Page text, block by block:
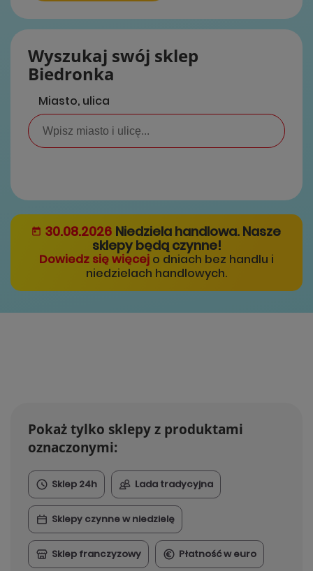
Wyszukaj swój sklep
Biedronka
Miasto, ulica
30.08.2026 Niedziela handlowa. Nasze
sklepy będą czynne!
Dowiedz się więcej o dniach bez handlu i
niedzielach handlowych.
Pokaż tylko sklepy z produktami
oznaczonymi:
Sklep 24h Lada tradycyjna
Sklepy czynne w niedzielę
Sklep franczyzowy Płatność w euro